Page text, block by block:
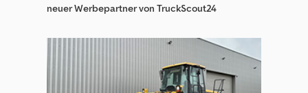
neuer Werbepartner von TruckScout24